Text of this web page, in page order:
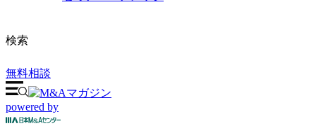
検索
無料相談
powered by